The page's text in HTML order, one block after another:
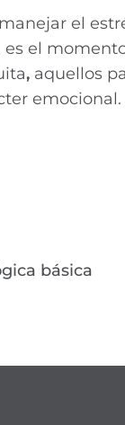
el
es el
, aquellos
emocional.
básica